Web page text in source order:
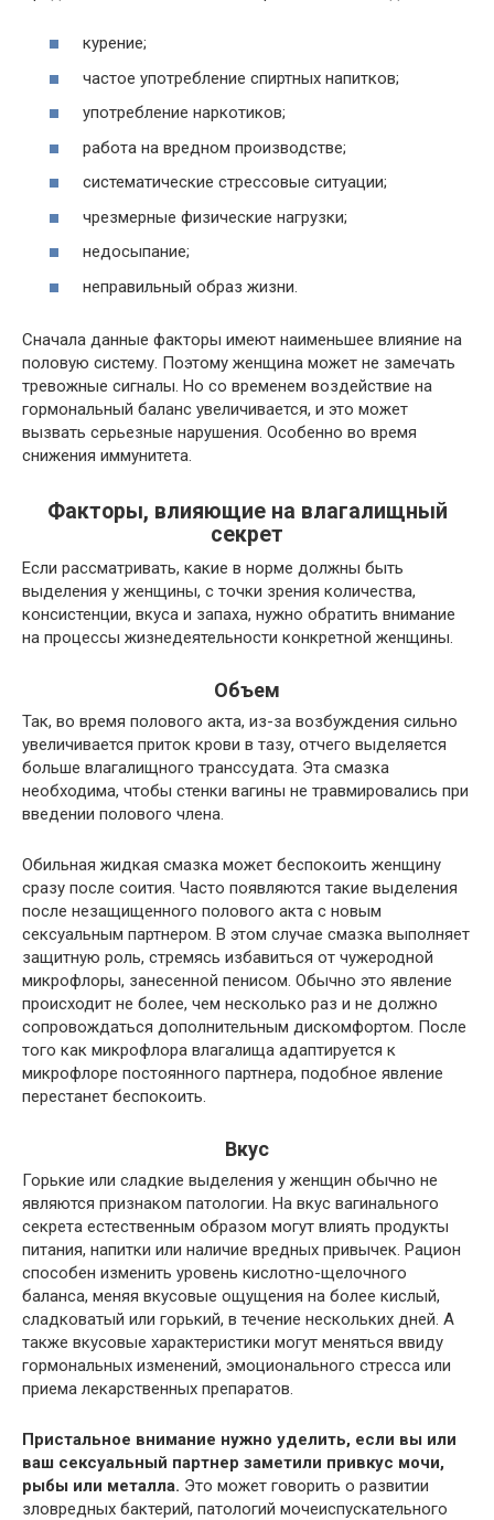
курение;
частое употребление спиртных напитков;
употребление наркотиков;
работа на вредном производстве;
систематические стрессовые ситуации;
чрезмерные физические нагрузки;
недосыпание;
неправильный образ жизни.
Сначала данные факторы имеют наименьшее влияние на
половую систему. Поэтому женщина может не замечать
тревожные сигналы. Но со временем воздействие на
гормональный баланс увеличивается, и это может
вызвать серьезные нарушения. Особенно во время
снижения иммунитета.
Факторы, влияющие на влагалищный
секрет
Если рассматривать, какие в норме должны быть
выделения у женщины, с точки зрения количества,
консистенции, вкуса и запаха, нужно обратить внимание
на процессы жизнедеятельности конкретной женщины.
Объем
Так, во время полового акта, из-за возбуждения сильно
увеличивается приток крови в тазу, отчего выделяется
больше влагалищного транссудата. Эта смазка
необходима, чтобы стенки вагины не травмировались при
введении полового члена.
Обильная жидкая смазка может беспокоить женщину
сразу после соития. Часто появляются такие выделения
после незащищенного полового акта с новым
сексуальным партнером. В этом случае смазка выполняет
защитную роль, стремясь избавиться от чужеродной
микрофлоры, занесенной пенисом. Обычно это явление
происходит не более, чем несколько раз и не должно
сопровождаться дополнительным дискомфортом. После
того как микрофлора влагалища адаптируется к
микрофлоре постоянного партнера, подобное явление
перестанет беспокоить.
Вкус
Горькие или сладкие выделения у женщин обычно не
являются признаком патологии. На вкус вагинального
секрета естественным образом могут влиять продукты
питания, напитки или наличие вредных привычек. Рацион
способен изменить уровень кислотно-щелочного
баланса, меняя вкусовые ощущения на более кислый,
сладковатый или горький, в течение нескольких дней. А
также вкусовые характеристики могут меняться ввиду
гормональных изменений, эмоционального стресса или
приема лекарственных препаратов.
Пристальное внимание нужно уделить, если вы или
ваш сексуальный партнер заметили привкус мочи,
рыбы или металла. Это может говорить о развитии
зловредных бактерий, патологий мочеиспускательного